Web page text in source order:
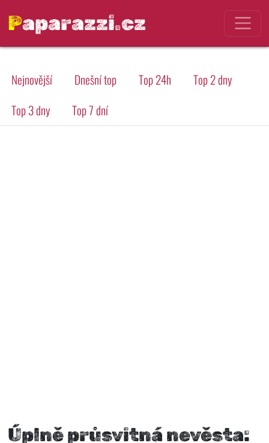
Paparazzi.cz
Nejnovější Dnešní top Top 24h
Top 2 dny
Top 3 dny
Top 7 dní
Úplně průsvitná nevěsta: